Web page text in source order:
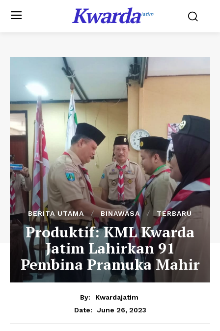
KwardaJatim
BERITA UTAMA BINAWASA TERBARU
Produktif: KML Kwarda
Jatim Lahirkan 91
Pembina Pramuka Mahir
By:
Kwardajatim
Date:
June 26, 2023